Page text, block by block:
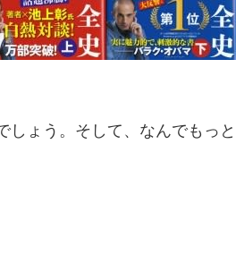
しょう。そして、なんでもっと